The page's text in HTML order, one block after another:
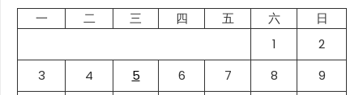
一 二 三 四 五 六
日
1
2
3
4 5 6 7 8
9